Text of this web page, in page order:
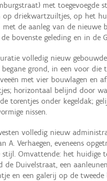
met toegevoegde
op driekwartzuiltjes, op het
met de aanleg van de nieuwe
bovenste geleding en in de
volledig nieuw
grond, in een voor die
met vier bouwlagen en
horizontaal belijnd door
torentjes onder kegeldak;
nissen.
volledig nieuw
A. Verhaegen, eveneens
stijl. Omvattende: het huidige
de Duivelstraat, een
en een galerij op de